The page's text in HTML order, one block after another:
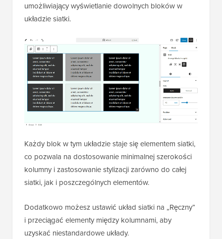
umożliwiający wyświetlanie dowolnych bloków w
układzie siatki.
Każdy blok w tym układzie staje się elementem siatki,
co pozwala na dostosowanie minimalnej szerokości
kolumny i zastosowanie stylizacji zarówno do całej
siatki, jak i poszczególnych elementów.
Dodatkowo możesz ustawić układ siatki na „Ręczny”
i przeciągać elementy między kolumnami, aby
uzyskać niestandardowe układy.